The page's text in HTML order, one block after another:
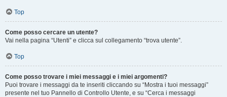
Top
Come posso cercare un utente?
Vai nella pagina “Utenti” e clicca sul collegamento “trova utente”.
Top
Come posso trovare i miei messaggi e i miei argomenti?
Puoi trovare i messaggi da te inseriti cliccando su “Mostra i tuoi messaggi”
presente nel tuo Pannello di Controllo Utente, e su “Cerca i messaggi